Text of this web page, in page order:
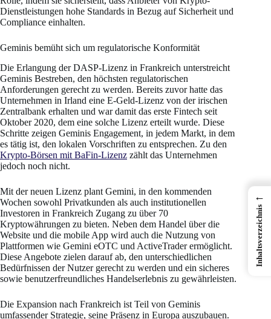
Dienstleistungen hohe Standards in Bezug auf Sicherheit und
Compliance einhalten.
Geminis bemüht sich um regulatorische Konformität
Die Erlangung der DASP-Lizenz in Frankreich unterstreicht
Geminis Bestreben, den höchsten regulatorischen
Anforderungen gerecht zu werden. Bereits zuvor hatte das
Unternehmen in Irland eine E-Geld-Lizenz von der irischen
Zentralbank erhalten und war damit das erste Fintech seit
Oktober 2020, dem eine solche Lizenz erteilt wurde. Diese
Schritte zeigen Geminis Engagement, in jedem Markt, in dem
es tätig ist, den lokalen Vorschriften zu entsprechen. Zu den
Krypto-Börsen mit BaFin-Lizenz zählt das Unternehmen
jedoch noch nicht.
Mit der neuen Lizenz plant Gemini, in den kommenden
Wochen sowohl Privatkunden als auch institutionellen
Investoren in Frankreich Zugang zu über 70
Kryptowährungen zu bieten. Neben dem Handel über die
Website und die mobile App wird auch die Nutzung von
Plattformen wie Gemini eOTC und ActiveTrader ermöglicht.
Diese Angebote zielen darauf ab, den unterschiedlichen
Bedürfnissen der Nutzer gerecht zu werden und ein sicheres
sowie benutzerfreundliches Handelserlebnis zu gewährleisten.
Die Expansion nach Frankreich ist Teil von Geminis
umfassender Strategie, seine Präsenz in Europa auszubauen.
←
Inhaltsverzeichnis